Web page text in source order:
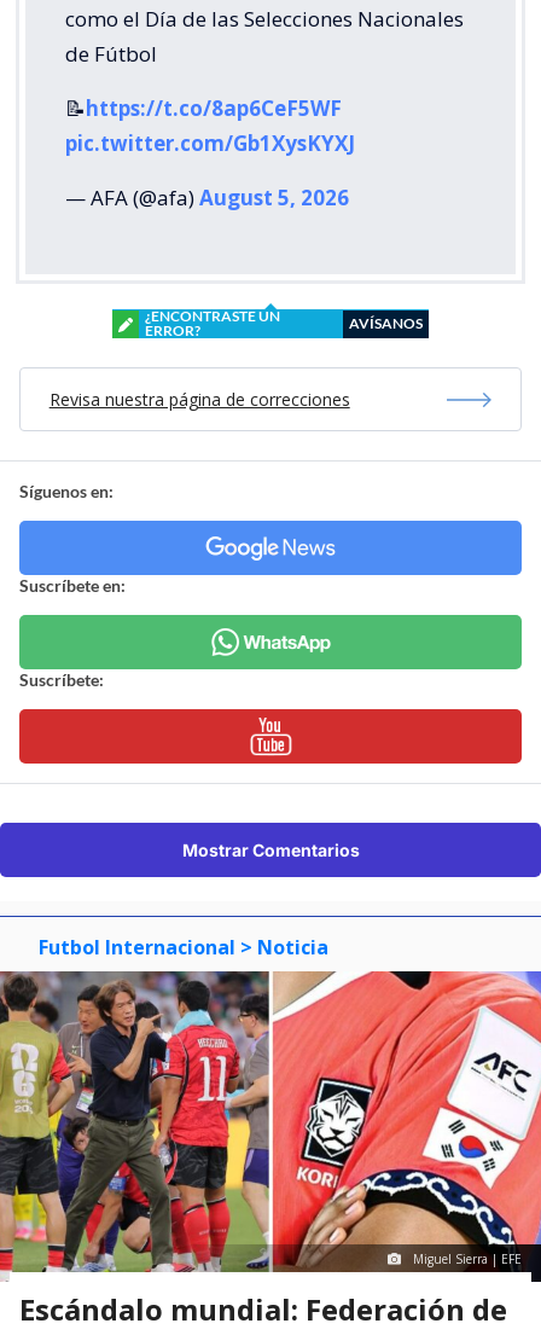
como el Día de las Selecciones Nacionales
de Fútbol
📝https://t.co/8ap6CeF5WF
pic.twitter.com/Gb1XysKYXJ
— AFA (@afa)August 5, 2026
¿ENCONTRASTE UN
ERROR?
AVÍSANOS
Revisa nuestra página de correcciones
Síguenos en:
Suscríbete en:
Suscríbete:
Mostrar Comentarios
Futbol Internacional > Noticia
Miguel Sierra | EFE
Escándalo mundial: Federación de